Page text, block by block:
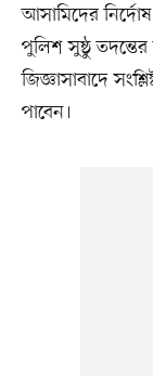
আসামিদের
পুলিশ সুষ্ঠু তদন্তের
জিজ্ঞাসাবাদে
পাবেন।